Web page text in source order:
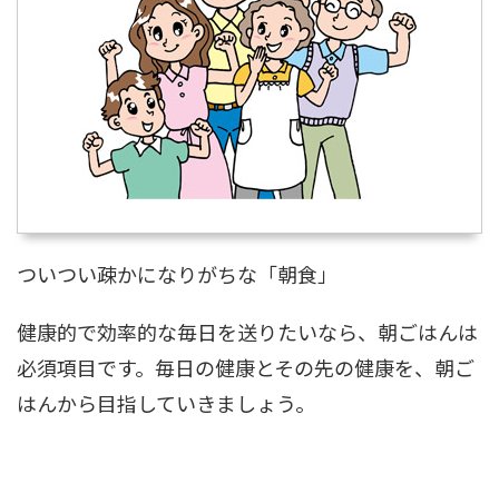
ついつい疎かになりがちな「朝食」
健康的で効率的な毎日を送りたいなら、朝ごはんは
必須項目です。毎日の健康とその先の健康を、朝ご
はんから目指していきましょう。